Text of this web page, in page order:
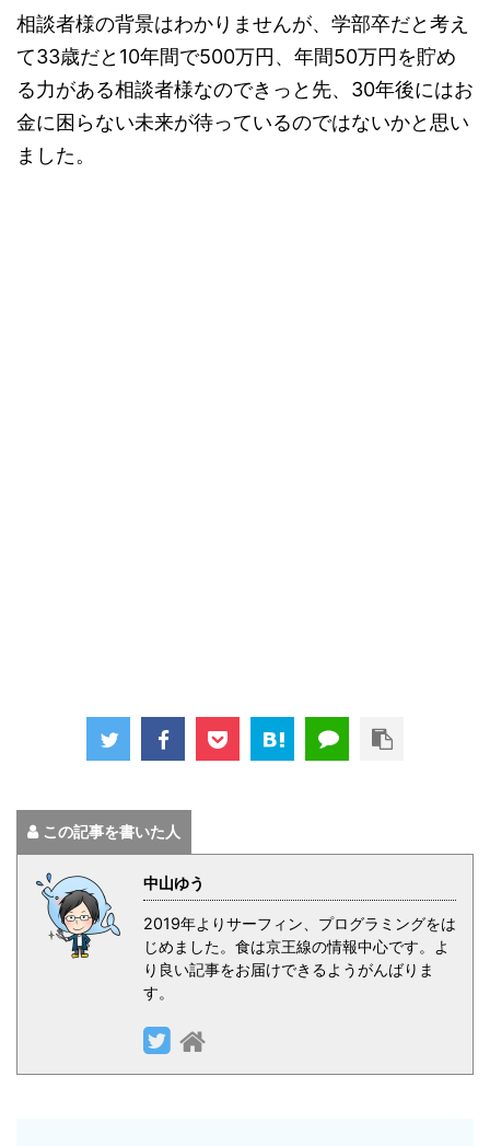
相談者様の背景はわかりませんが、学部卒だと考え
て33歳だと10年間で500万円、年間50万円を貯め
る力がある相談者様なのできっと先、30年後にはお
金に困らない未来が待っているのではないかと思い
ました。
この記事を書いた人
中山ゆう
2019年よりサーフィン、プログラミングをは
じめました。食は京王線の情報中心です。よ
り良い記事をお届けできるようがんばりま
す。